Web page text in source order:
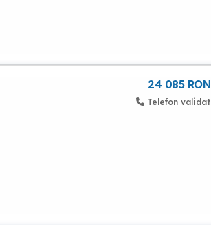
24 085 RON
Telefon validat